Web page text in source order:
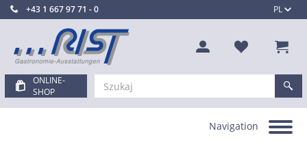
PL
+43 1 667 97 71 - 0
ONLINE-
SHOP
Toggle
Navigation